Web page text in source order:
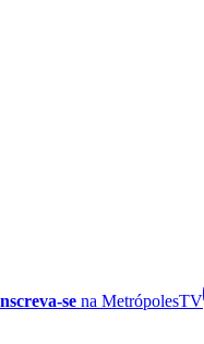
se na MetrópolesTV